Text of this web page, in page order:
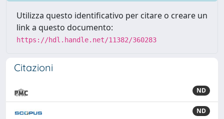
Utilizza questo identificativo per citare o creare un
link a questo documento:
https://hdl.handle.net/11382/360283
Citazioni
ND
ND